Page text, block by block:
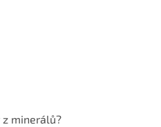
minerálů?